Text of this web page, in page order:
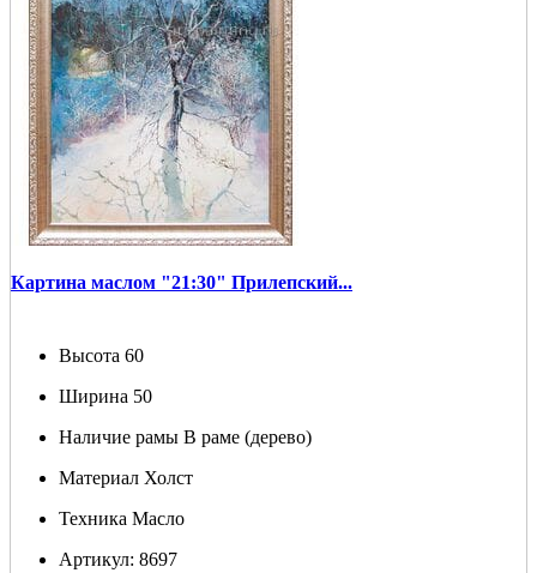
Картина маслом "21:30" Прилепский...
Высота 60
Ширина 50
Наличие рамы В раме (дерево)
Материал Холст
Техника Масло
Артикул: 8697